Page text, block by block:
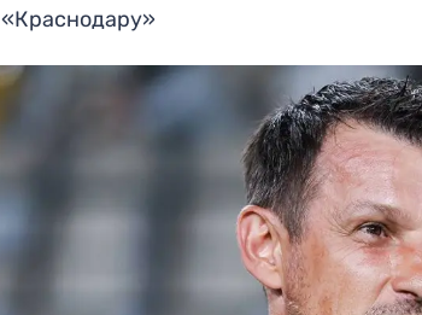
«Краснодару»